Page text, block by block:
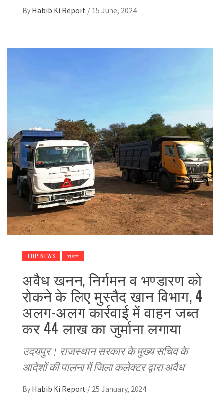
By Habib Ki Report / 15 June, 2024
TOP NEWS राज्य
अवैध खनन, निर्गमन व भण्डारण को
रोकने के लिए मुस्तैद खान विभाग, 4
अलग-अलग कार्रवाई में वाहन जब्त
कर 44 लाख का जुर्माना लगाया
उदयपुर। राजस्थान सरकार के मुख्य सचिव के
आदेशों की पालना में जिला कलेक्टर द्वारा अवैध
By Habib Ki Report / 25 January, 2024